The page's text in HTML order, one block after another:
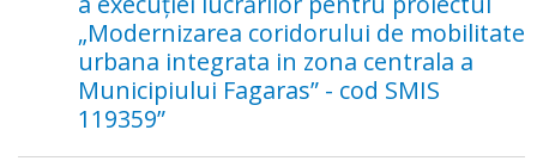
„Modernizarea coridorului de mobilitate
urbana integrata in zona centrala a
Municipiului Fagaras” - cod SMIS
119359”